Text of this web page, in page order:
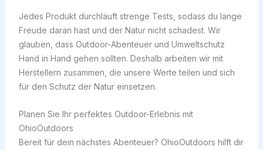
Jedes Produkt durchläuft strenge Tests, sodass du lange
Freude daran hast und der Natur nicht schadest. Wir
glauben, dass Outdoor-Abenteuer und Umweltschutz
Hand in Hand gehen sollten. Deshalb arbeiten wir mit
Herstellern zusammen, die unsere Werte teilen und sich
für den Schutz der Natur einsetzen.
Planen Sie Ihr perfektes Outdoor-Erlebnis mit
OhioOutdoors
Bereit für dein nächstes Abenteuer? OhioOutdoors hilft dir